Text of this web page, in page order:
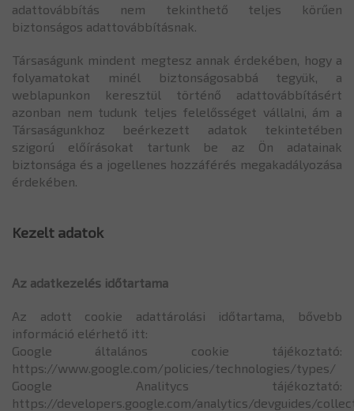
adattovábbítás nem tekinthető teljes körűen
biztonságos adattovábbításnak.
Társaságunk mindent megtesz annak érdekében, hogy a
folyamatokat minél biztonságosabbá tegyük, a
weblapunkon keresztül történő adattovábbításért
azonban nem tudunk teljes felelősséget vállalni, ám a
Társaságunkhoz beérkezett adatok tekintetében
szigorú előírásokat tartunk be az Ön adatainak
biztonsága és a jogellenes hozzáférés megakadályozása
érdekében.
Kezelt adatok
Az adatkezelés időtartama
Az adott cookie adattárolási időtartama, bővebb
információ elérhető itt:
Google általános cookie tájékoztató:
https://www.google.com/policies/technologies/types/
Google Analitycs tájékoztató:
https://developers.google.com/analytics/devguides/